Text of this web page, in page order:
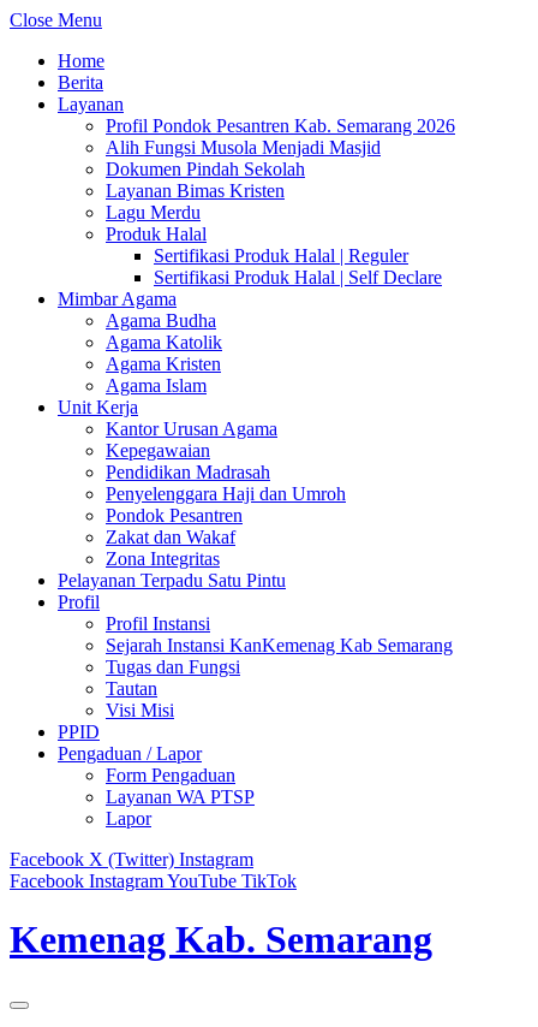
Close Menu
Home
Berita
Layanan
Profil Pondok Pesantren Kab. Semarang 2026
Alih Fungsi Musola Menjadi Masjid
Dokumen Pindah Sekolah
Layanan Bimas Kristen
Lagu Merdu
Produk Halal
Sertifikasi Produk Halal | Reguler
Sertifikasi Produk Halal | Self Declare
Mimbar Agama
Agama Budha
Agama Katolik
Agama Kristen
Agama Islam
Unit Kerja
Kantor Urusan Agama
Kepegawaian
Pendidikan Madrasah
Penyelenggara Haji dan Umroh
Pondok Pesantren
Zakat dan Wakaf
Zona Integritas
Pelayanan Terpadu Satu Pintu
Profil
Profil Instansi
Sejarah Instansi KanKemenag Kab Semarang
Tugas dan Fungsi
Tautan
Visi Misi
PPID
Pengaduan / Lapor
Form Pengaduan
Layanan WA PTSP
Lapor
Facebook X (Twitter) Instagram
Facebook InstagramYouTube TikTok
Kemenag Kab. Semarang